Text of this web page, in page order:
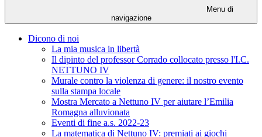
Menu di
navigazione
Dicono di noi
La mia musica in libertà
Il dipinto del professor Corrado collocato presso l'I.C.
NETTUNO IV
Murale contro la violenza di genere: il nostro evento
sulla stampa locale
Mostra Mercato a Nettuno IV per aiutare l’Emilia
Romagna alluvionata
Eventi di fine a.s. 2022-23
La matematica di Nettuno IV: premiati ai giochi